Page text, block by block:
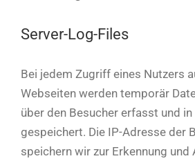
Server-Log-Files
Bei jedem Zugriff eines Nutzers
Webseiten werden temporär
über den Besucher erfasst und
gespeichert. Die IP-Adresse der
speichern wir zur Erkennung und